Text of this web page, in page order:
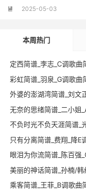
 2025-05-03
本周热门
定西简谱_李志_C调歌曲
彩虹简谱_羽泉_G调歌曲
外婆的澎湖湾简谱_刘文
无奈的思绪简谱_二小姐
不负时光不负天涯简谱_
只有分离简谱_费翔_降E
眼泪为你流简谱_陈百强
美丽的神话简谱_孙楠/韩
乘客简谱_王菲_B调歌曲